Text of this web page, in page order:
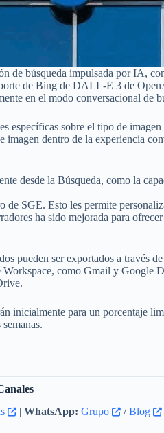
de búsqueda impulsada por IA,
de Bing de DALL-E 3 de
en el modo conversacional de
sobre el tipo de imagen
dentro de la experiencia
desde la Búsqueda, como la
de SGE. Esto les permite
ha sido mejorada para
pueden ser exportados a través
como Gmail y Google
inicialmente para un porcentaje
| WhatsApp: Grupo /Blog